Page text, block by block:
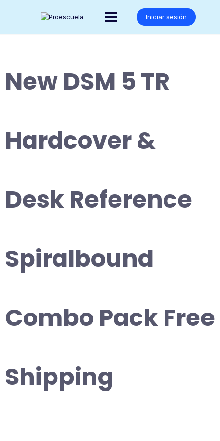
Iniciar sesión
New DSM 5 TR
Hardcover &
Desk Reference
Spiralbound
Combo Pack Free
Shipping